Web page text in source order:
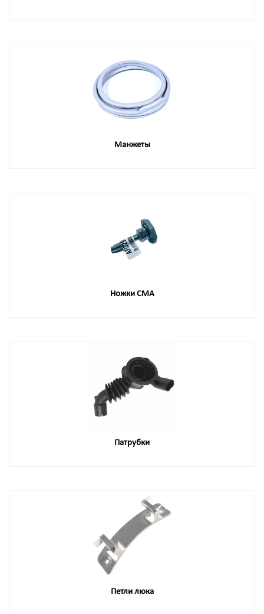
Манжеты
Ножки СМА
Патрубки
Петли люка